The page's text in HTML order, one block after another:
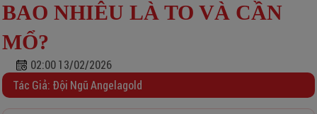
BAO NHIÊU LÀ TO VÀ CẦN
MỔ?
02:00 13/02/2026
Tác Giả: Đội Ngũ Angelagold